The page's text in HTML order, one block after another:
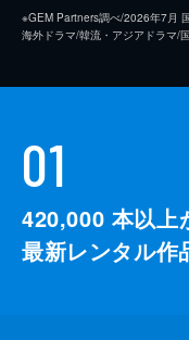
※GEM Partners調べ/2026年7⽉
海外ドラマ/韓流・アジアドラマ/
01
420,000 本以上
最新レンタル作